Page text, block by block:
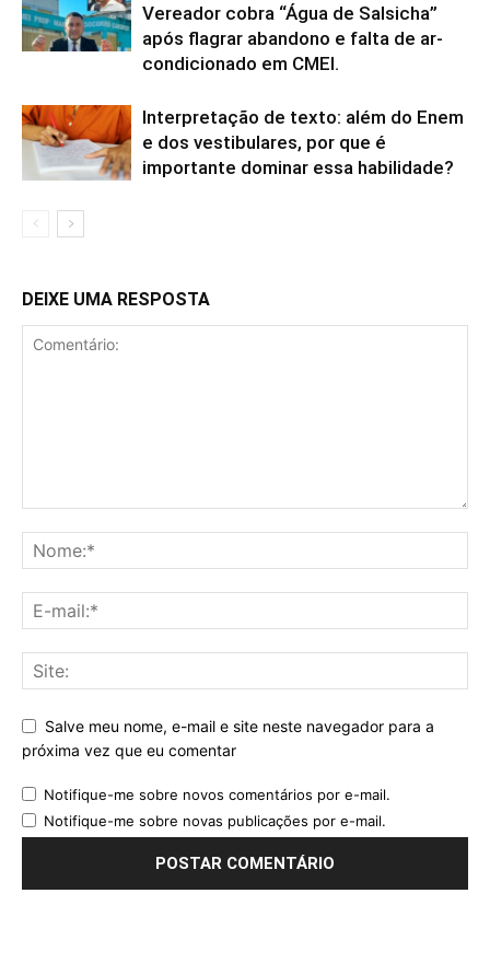
Vereador cobra “Água de Salsicha”
após flagrar abandono e falta de ar-
condicionado em CMEI.
Interpretação de texto: além do Enem
e dos vestibulares, por que é
importante dominar essa habilidade?
DEIXE UMA RESPOSTA
Salve meu nome, e-mail e site neste navegador para a
próxima vez que eu comentar
Notifique-me sobre novos comentários por e-mail.
Notifique-me sobre novas publicações por e-mail.